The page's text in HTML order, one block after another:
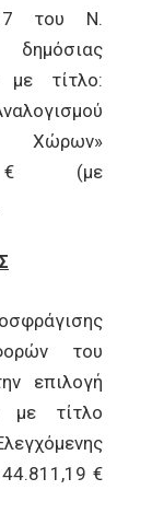
του Ν.
με τίτλο:
Χώρων»
€ (με
του
επιλογή
με τίτλο
€